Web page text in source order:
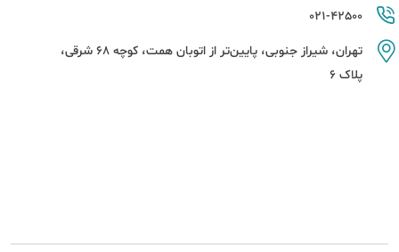
021-42500
تهران، شیراز جنوبی، پایین‌تر از اتوبان همت، کوچه 68 شرقی،
پلاک 6